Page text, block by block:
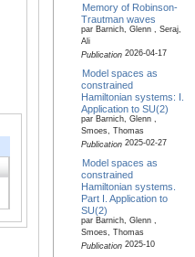
Memory of Robinson-
Trautman waves
par Barnich, Glenn , Seraj,
Ali
Publication2026-04-17
Model spaces as
constrained
Hamiltonian systems: I.
Application to SU(2)
par Barnich, Glenn ,
Smoes, Thomas
Publication2025-02-27
Model spaces as
constrained
Hamiltonian systems.
Part I. Application to
SU(2)
par Barnich, Glenn ,
Smoes, Thomas
Publication2025-10